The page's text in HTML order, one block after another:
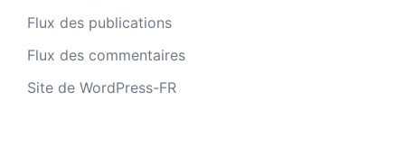
Flux des publications
Flux des commentaires
Site de WordPress-FR